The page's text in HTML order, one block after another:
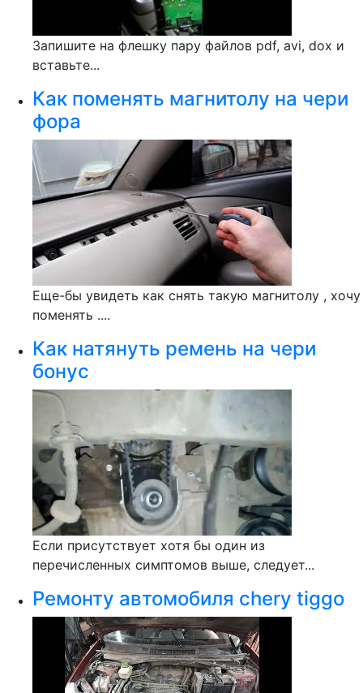
Запишите на флешку пару файлов pdf, avi, dox и
вставьте...
Как поменять магнитолу на чери
фора
Еще-бы увидеть как снять такую магнитолу , хочу
поменять ....
Как натянуть ремень на чери
бонус
Если присутствует хотя бы один из
перечисленных симптомов выше, следует...
Ремонту автомобиля chery tiggo